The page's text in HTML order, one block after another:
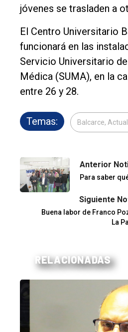
jóvenes se trasladen a
El Centro Universitario
funcionará en las
Servicio Universitario
Médica (SUMA), en la
entre 26 y 28.
Temas: Balcarce,
Anterior
Para saber
Siguiente
Buena labor de Franco
La
RELACIONADAS